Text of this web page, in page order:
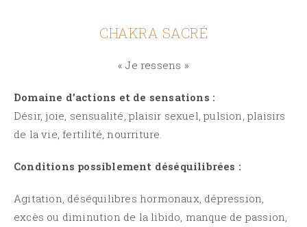
CHAKRA SACRÉ
« Je ressens »
Domaine d’actions et de sensations :
Désir, joie, sensualité, plaisir sexuel, pulsion, plaisirs
de la vie, fertilité, nourriture.
Conditions possiblement déséquilibrées :
Agitation, déséquilibres hormonaux, dépression,
excès ou diminution de la libido, manque de passion,